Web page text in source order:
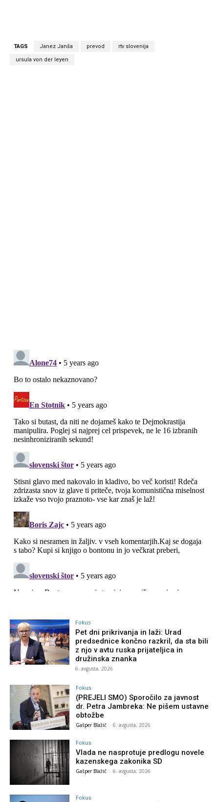
TAGS Janez Janša prevod rtv slovenija
ursula von der leyen
Fokus
Pet dni prikrivanja in laži: Urad
predsednice končno razkril, da sta bili
z njo v avtu ruska prijateljica in
družinska znanka
6. avgusta, 2026
Fokus
(PREJELI SMO) Sporočilo za javnost
dr. Petra Jambreka: Ne pišem ustavne
obtožbe
Gašper Blažič - 6. avgusta, 2026
Fokus
Vlada ne nasprotuje predlogu novele
kazenskega zakonika SD
Gašper Blažič - 6. avgusta, 2026
Fokus